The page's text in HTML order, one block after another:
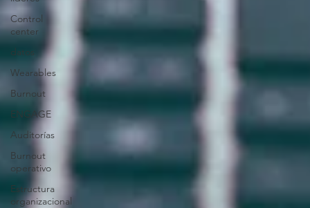
Control
center
datos
Wearables
Burnout
ENGAGE
Auditorías
Burnout
operativo
Estructura
organizacional